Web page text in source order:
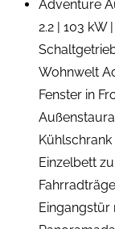
Adventure
2.2 | 103 kW
Wohnwelt
Fenster in
Einzelbett
Eingangstür